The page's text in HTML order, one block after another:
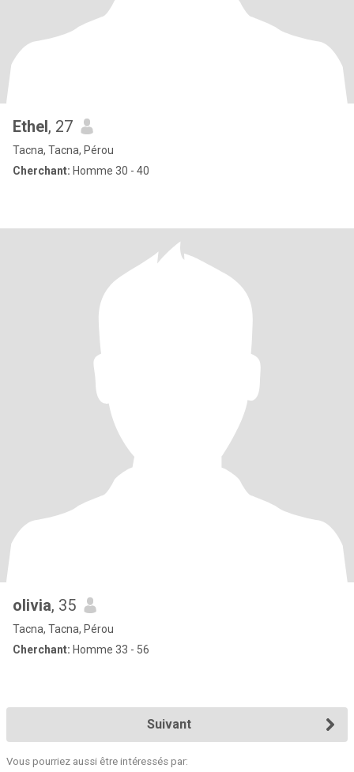
Ethel, 27
Tacna, Tacna, Pérou
Cherchant: Homme 30 - 40
olivia, 35
Tacna, Tacna, Pérou
Cherchant: Homme 33 - 56
Suivant
Vous pourriez aussi être intéressés par: